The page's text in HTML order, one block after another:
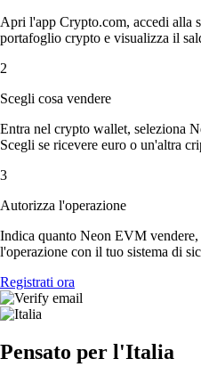
Apri l'app Crypto.com, accedi alla
portafoglio crypto e visualizza il
2
Scegli cosa vendere
Entra nel crypto wallet, seleziona
Scegli se ricevere euro o un'altra
3
Autorizza l'operazione
Indica quanto Neon EVM
l'operazione con il tuo sistema di
Registrati ora
Pensato per l'Italia